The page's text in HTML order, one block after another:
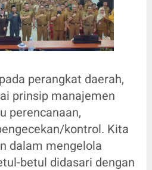
perangkat daerah,
prinsip manajemen
perencanaan,
kontrol. Kita
dalam mengelola
betul didasari dengan